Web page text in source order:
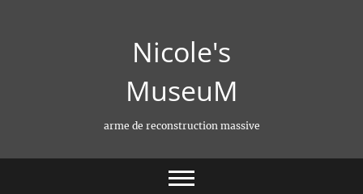
Nicole's
MuseuM
arme de reconstruction massive